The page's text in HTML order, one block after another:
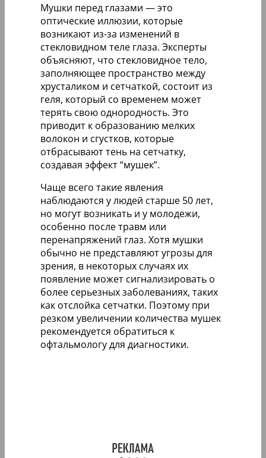
Мушки перед глазами — это
оптические иллюзии, которые
возникают из-за изменений в
стекловидном теле глаза. Эксперты
объясняют, что стекловидное тело,
заполняющее пространство между
хрусталиком и сетчаткой, состоит из
геля, который со временем может
терять свою однородность. Это
приводит к образованию мелких
волокон и сгустков, которые
отбрасывают тень на сетчатку,
создавая эффект “мушек”.
Чаще всего такие явления
наблюдаются у людей старше 50 лет,
но могут возникать и у молодежи,
особенно после травм или
перенапряжений глаз. Хотя мушки
обычно не представляют угрозы для
зрения, в некоторых случаях их
появление может сигнализировать о
более серьезных заболеваниях, таких
как отслойка сетчатки. Поэтому при
резком увеличении количества мушек
рекомендуется обратиться к
офтальмологу для диагностики.